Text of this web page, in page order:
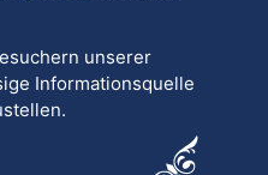
unserer
Informationsquelle